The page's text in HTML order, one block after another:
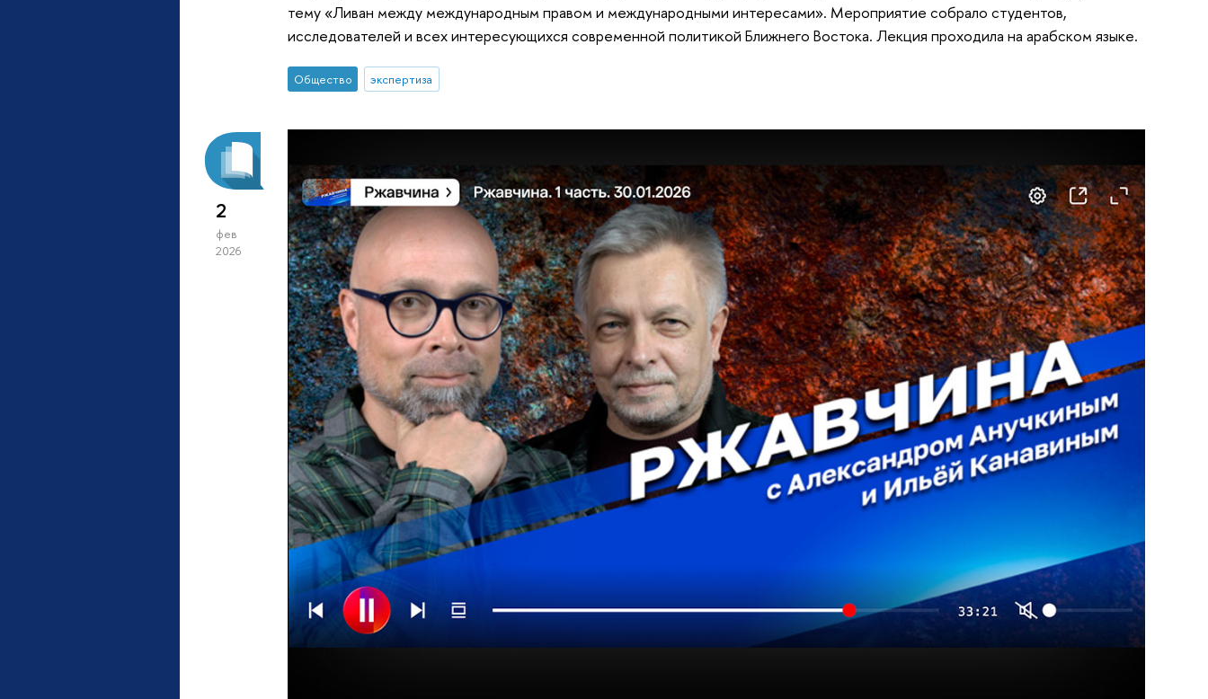
тему «Ливан между международным правом и международными интересами». Мероприятие собрало студентов,
исследователей и всех интересующихся современной политикой Ближнего Востока. Лекция проходила на арабском языке.
Общество экспертиза
2
фев
2026